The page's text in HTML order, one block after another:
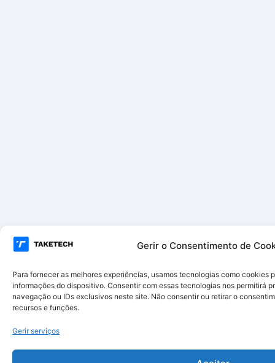
Gerir o Consentimento de
Para fornecer as melhores experiências, usamos tecnologias como cookies
informações do dispositivo. Consentir com essas tecnologias nos permitirá
navegação ou IDs exclusivos neste site. Não consentir ou retirar o
recursos e funções.
Gerir serviços